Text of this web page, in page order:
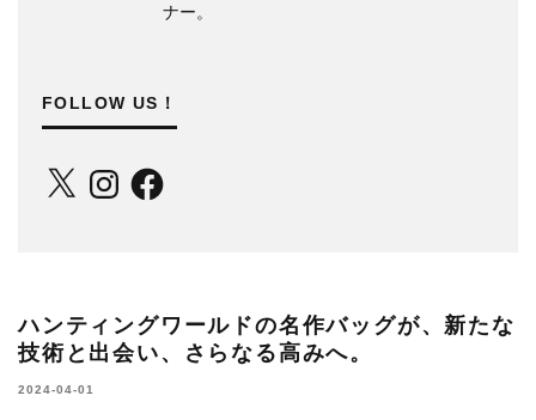
ナー。
FOLLOW US！
X InstagramFacebook
ハンティングワールドの名作バッグが、新たな
技術と出会い、さらなる高みへ。
2024-04-01